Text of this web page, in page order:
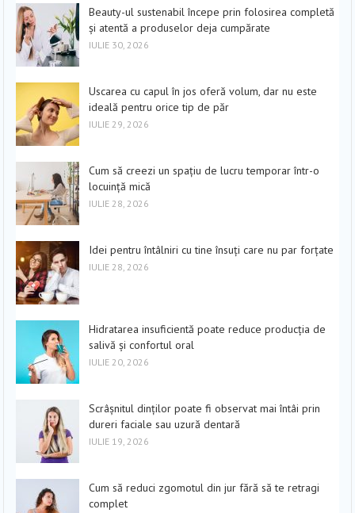
Beauty-ul sustenabil începe prin folosirea completă
și atentă a produselor deja cumpărate
IULIE 30, 2026
Uscarea cu capul în jos oferă volum, dar nu este
ideală pentru orice tip de păr
IULIE 29, 2026
Cum să creezi un spațiu de lucru temporar într-o
locuință mică
IULIE 28, 2026
Idei pentru întâlniri cu tine însuți care nu par forțate
IULIE 28, 2026
Hidratarea insuficientă poate reduce producția de
salivă și confortul oral
IULIE 20, 2026
Scrâșnitul dinților poate fi observat mai întâi prin
dureri faciale sau uzură dentară
IULIE 19, 2026
Cum să reduci zgomotul din jur fără să te retragi
complet